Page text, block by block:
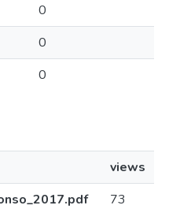
0
0
0
views
73